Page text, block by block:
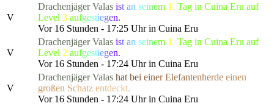
V
Drachenjäger Valas ist an seinem 1. Tag in Cuina Eru auf
Level 3 aufgestiegen.
Vor 16 Stunden - 17:25 Uhr in Cuina Eru
V
Drachenjäger Valas ist an seinem 1. Tag in Cuina Eru auf
Level 2 aufgestiegen.
Vor 16 Stunden - 17:24 Uhr in Cuina Eru
V
Drachenjäger Valas hat bei einer Elefantenherde einen
großen Schatz entdeckt.
Vor 16 Stunden - 17:24 Uhr in Cuina Eru